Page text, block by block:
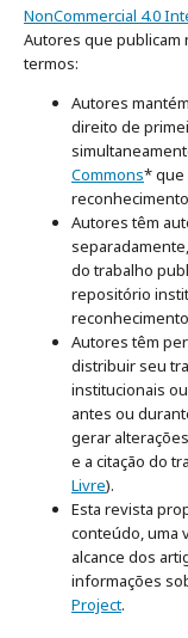
NonCommercial 4.0
Autores que publicam
termos:
Autores
direito de
Commons* que
Autores têm
do trabalho
repositório
Autores têm
distribuir seu
institucionais
antes ou
gerar
e a citação do
Livre).
Esta revista
conteúdo, uma
alcance dos
informações
Project.